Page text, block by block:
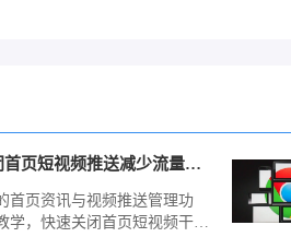
小米浏览器如何关闭首页短视频推送减少流量消耗
首页资讯与视频推送管理功
学，快速关闭首页短视频干